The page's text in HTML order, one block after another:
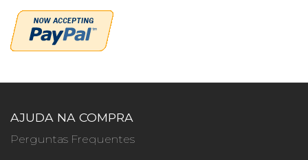
AJUDA NA COMPRA
Perguntas Frequentes